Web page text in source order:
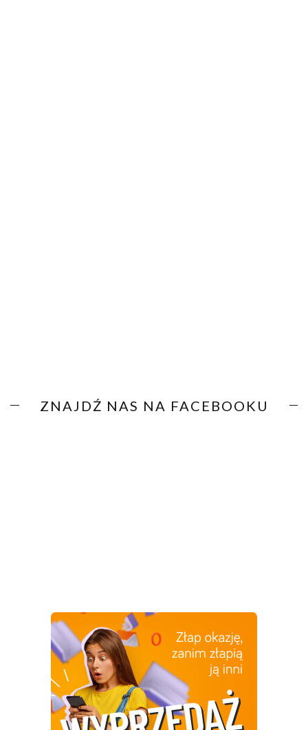
ZNAJDŹ NAS NA FACEBOOKU